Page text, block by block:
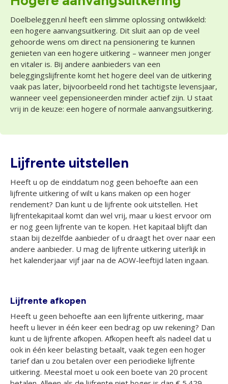
Doelbeleggen.nl heeft een slimme oplossing ontwikkeld:
een hogere aanvangsuitkering. Dit sluit aan op de veel
gehoorde wens om direct na pensionering te kunnen
genieten van een hogere uitkering – wanneer men jonger
en vitaler is. Bij andere aanbieders van een
beleggingslijfrente komt het hogere deel van de uitkering
vaak pas later, bijvoorbeeld rond het tachtigste levensjaar,
wanneer veel gepensioneerden minder actief zijn. U staat
vrij in de keuze: een hogere of normale aanvangsuitkering.
Lijfrente uitstellen
Heeft u op de einddatum nog geen behoefte aan een
lijfrente uitkering of wilt u kans maken op een hoger
rendement? Dan kunt u de lijfrente ook uitstellen. Het
lijfrentekapitaal komt dan wel vrij, maar u kiest ervoor om
er nog geen lijfrente van te kopen. Het kapitaal blijft dan
staan bij dezelfde aanbieder of u draagt het over naar een
andere aanbieder. U mag de lijfrente uitkering uiterlijk in
het kalenderjaar vijf jaar na de AOW-leeftijd laten ingaan.
Lijfrente afkopen
Heeft u geen behoefte aan een lijfrente uitkering, maar
heeft u liever in één keer een bedrag op uw rekening? Dan
kunt u de lijfrente afkopen. Afkopen heeft als nadeel dat u
ook in één keer belasting betaalt, vaak tegen een hoger
tarief dan u zou betalen over een periodieke lijfrente
uitkering. Meestal moet u ook een boete van 20 procent